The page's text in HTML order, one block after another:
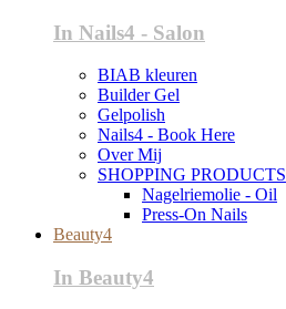
In Nails4 - Salon
BIAB kleuren
Builder Gel
Gelpolish
Nails4 - Book Here
Over Mij
SHOPPING PRODUCTS
Nagelriemolie - Oil
Press-On Nails
Beauty4
In Beauty4